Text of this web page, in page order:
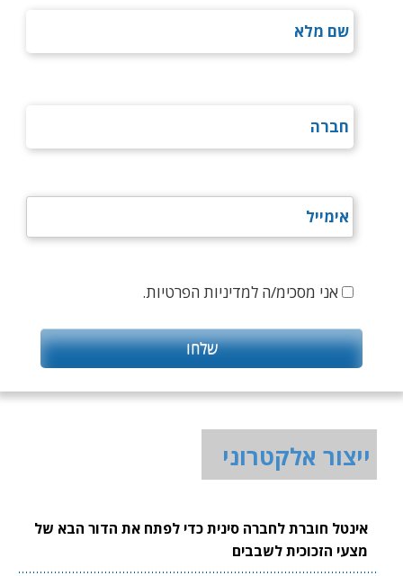
אני מסכימ/ה למדיניות הפרטיות.
ייצור אלקטרוני
אינטל חוברת לחברה סינית כדי לפתח את הדור הבא של
מצעי הזכוכית לשבבים